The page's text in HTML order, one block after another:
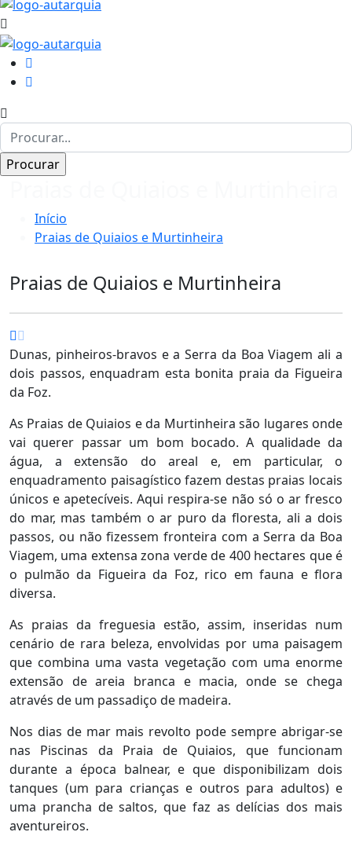
Início
Praias de Quiaios e Murtinheira
Praias de Quiaios e Murtinheira
Dunas, pinheiros-bravos e a Serra da Boa Viagem ali a
dois passos, enquadram esta bonita praia da Figueira
da Foz.
As Praias de Quiaios e da Murtinheira são lugares onde
vai querer passar um bom bocado. A qualidade da
água, a extensão do areal e, em particular, o
enquadramento paisagístico fazem destas praias locais
únicos e apetecíveis. Aqui respira-se não só o ar fresco
do mar, mas também o ar puro da floresta, ali a dois
passos, ou não fizessem fronteira com a Serra da Boa
Viagem, uma extensa zona verde de 400 hectares que é
o pulmão da Figueira da Foz, rico em fauna e flora
diversa.
As praias da freguesia estão, assim, inseridas num
cenário de rara beleza, envolvidas por uma paisagem
que combina uma vasta vegetação com uma enorme
extensão de areia branca e macia, onde se chega
através de um passadiço de madeira.
Nos dias de mar mais revolto pode sempre abrigar-se
nas Piscinas da Praia de Quiaios, que funcionam
durante a época balnear, e que disponibilizam dois
tanques (um para crianças e outros para adultos) e
uma prancha de saltos, que faz as delícias dos mais
aventureiros.